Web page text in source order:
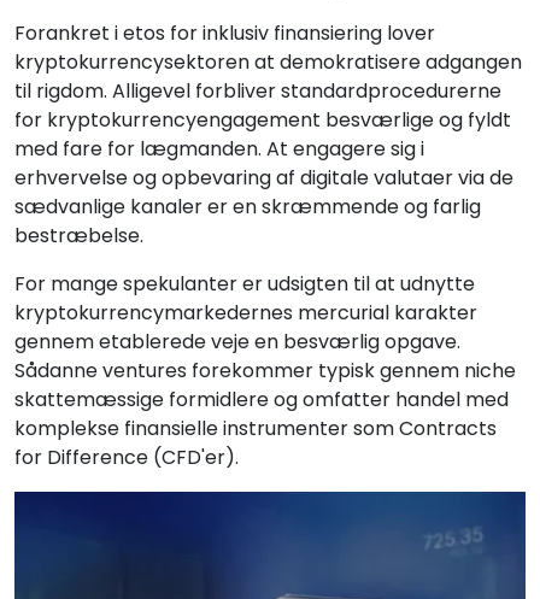
Forankret i etos for inklusiv finansiering lover
kryptokurrencysektoren at demokratisere adgangen
til rigdom. Alligevel forbliver standardprocedurerne
for kryptokurrencyengagement besværlige og fyldt
med fare for lægmanden. At engagere sig i
erhvervelse og opbevaring af digitale valutaer via de
sædvanlige kanaler er en skræmmende og farlig
bestræbelse.
For mange spekulanter er udsigten til at udnytte
kryptokurrencymarkedernes mercurial karakter
gennem etablerede veje en besværlig opgave.
Sådanne ventures forekommer typisk gennem niche
skattemæssige formidlere og omfatter handel med
komplekse finansielle instrumenter som Contracts
for Difference (CFD'er).